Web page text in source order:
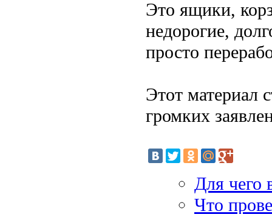
Это ящики,
недорогие,
просто
Этот материал
громких
Для чего
Что